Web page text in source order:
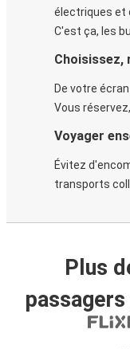
électriques et
C'est ça, les
Choisissez,
De votre
Vous
Voyager
Évitez
transports
Plus